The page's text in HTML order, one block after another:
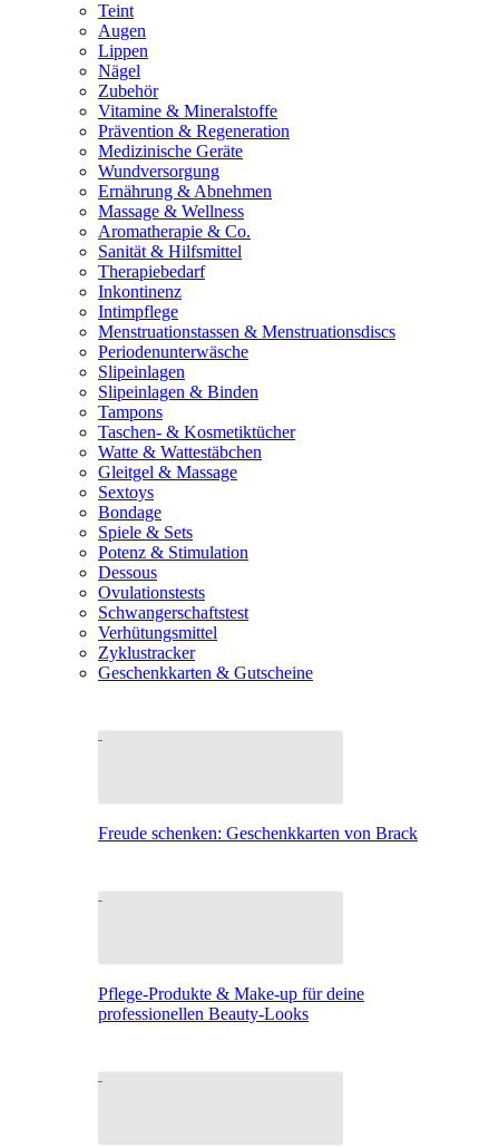
Teint
Augen
Lippen
Nägel
Zubehör
Vitamine & Mineralstoffe
Prävention & Regeneration
Medizinische Geräte
Wundversorgung
Ernährung & Abnehmen
Massage & Wellness
Aromatherapie & Co.
Sanität & Hilfsmittel
Therapiebedarf
Inkontinenz
Intimpflege
Menstruationstassen & Menstruationsdiscs
Periodenunterwäsche
Slipeinlagen
Slipeinlagen & Binden
Tampons
Taschen- & Kosmetiktücher
Watte & Wattestäbchen
Gleitgel & Massage
Sextoys
Bondage
Spiele & Sets
Potenz & Stimulation
Dessous
Ovulationstests
Schwangerschaftstest
Verhütungsmittel
Zyklustracker
Geschenkkarten & Gutscheine
Freude schenken: Geschenkkarten von Brack
Pflege-Produkte & Make-up für deine
professionellen Beauty-Looks